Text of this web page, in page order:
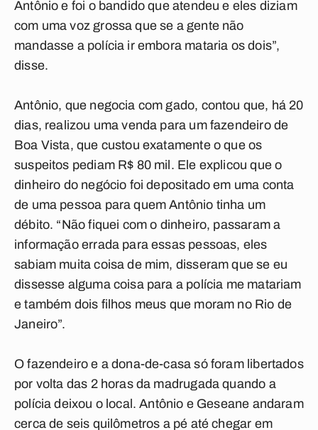
Antônio e foi o bandido que atendeu e eles diziam
com uma voz grossa que se a gente não
mandasse a polícia ir embora mataria os dois”,
disse.
Antônio, que negocia com gado, contou que, há 20
dias, realizou uma venda para um fazendeiro de
Boa Vista, que custou exatamente o que os
suspeitos pediam R$ 80 mil. Ele explicou que o
dinheiro do negócio foi depositado em uma conta
de uma pessoa para quem Antônio tinha um
débito. “Não fiquei com o dinheiro, passaram a
informação errada para essas pessoas, eles
sabiam muita coisa de mim, disseram que se eu
dissesse alguma coisa para a polícia me matariam
e também dois filhos meus que moram no Rio de
Janeiro”.
O fazendeiro e a dona-de-casa só foram libertados
por volta das 2 horas da madrugada quando a
polícia deixou o local. Antônio e Geseane andaram
cerca de seis quilômetros a pé até chegar em